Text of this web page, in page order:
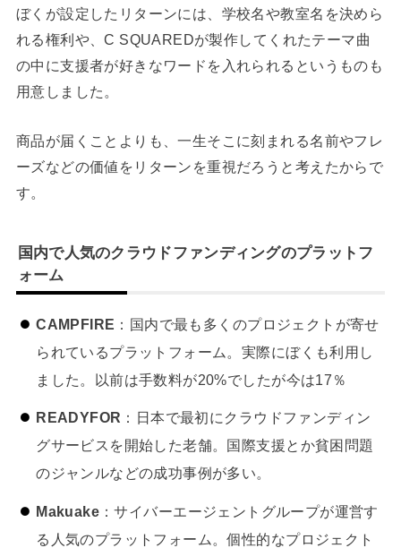
ぼくが設定したリターンには、学校名や教室名を決めら
れる権利や、C SQUAREDが製作してくれたテーマ曲
の中に支援者が好きなワードを入れられるというものも
用意しました。
商品が届くことよりも、一生そこに刻まれる名前やフレ
ーズなどの価値をリターンを重視だろうと考えたからで
す。
国内で人気のクラウドファンディングのプラットフ
ォーム
CAMPFIRE ：国内で最も多くのプロジェクトが寄せ
られているプラットフォーム。実際にぼくも利用し
ました。以前は手数料が20%でしたが今は17％
READYFOR ：日本で最初にクラウドファンディン
グサービスを開始した老舗。国際支援とか貧困問題
のジャンルなどの成功事例が多い。
Makuake ：サイバーエージェントグループが運営す
る人気のプラットフォーム。個性的なプロジェクト